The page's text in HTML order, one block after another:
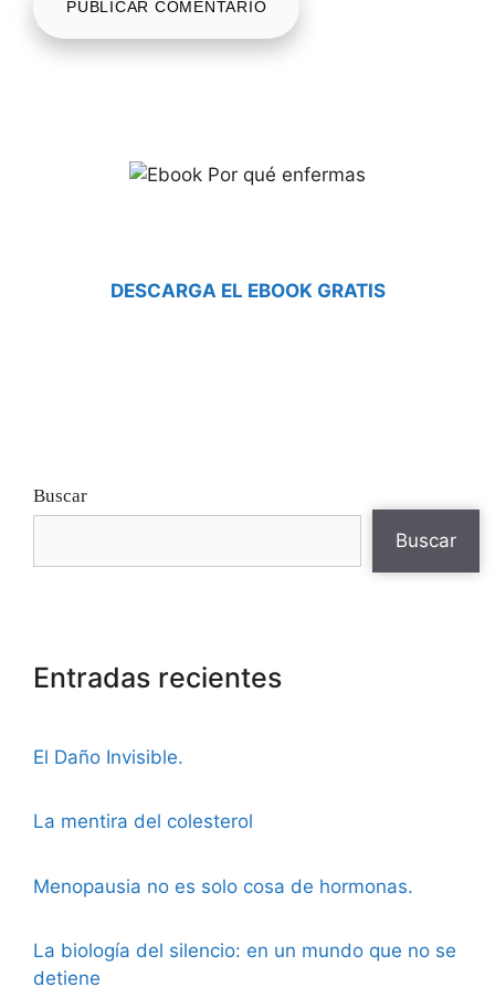
DESCARGA EL EBOOK GRATIS
Buscar
Buscar
Entradas recientes
El Daño Invisible.
La mentira del colesterol
Menopausia no es solo cosa de hormonas.
La biología del silencio: en un mundo que no se
detiene